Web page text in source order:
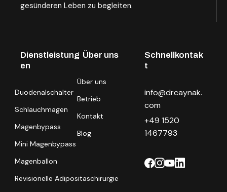
gesünderen Leben zu begleiten.
Dienstleistung
en
Duodenalschalter
Schlauchmagen
Magenbypass
Mini Magenbypass
Magenballon
Revisionelle Adipositaschirurgie
Über uns
Über uns
Betrieb
Kontakt
Blog
Schnellkontak
t
info@drcaynak.
com
+49 1520
1467793